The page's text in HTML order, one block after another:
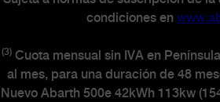
condiciones en
(3)Cuota mensual sin IVA en
al mes, para una duración de 48
Nuevo Abarth 500e 42kWh 113kw